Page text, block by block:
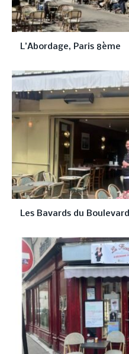
L’Abordage, Paris 8ème
Les Bavards du Boulevard